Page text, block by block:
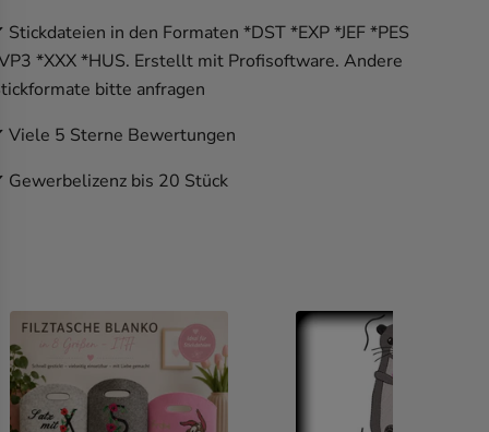
Stickdateien in den Formaten *DST *EXP *JEF *PES
*XXX *HUS. Erstellt mit Profisoftware. Andere
bitte anfragen
Viele 5 Sterne Bewertungen
Gewerbelizenz bis 20 Stück